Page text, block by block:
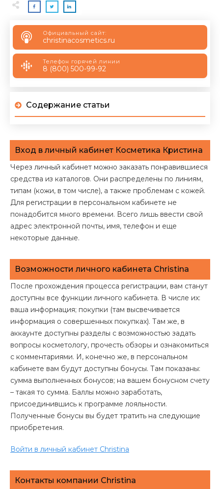
Официальный сайт:
christinacosmetics.ru
Телефон горячей линии
8 (800) 500-99-92
Содержание статьи
Вход в личный кабинет Косметика Кристина
Через личный кабинет можно заказать понравившиеся
средства из каталогов. Они распределены по линиям,
типам (кожи, в том числе), а также проблемам с кожей.
Для регистрации в персональном кабинете не
понадобится много времени. Всего лишь ввести свой
адрес электронной почты, имя, телефон и еще
некоторые данные.
Возможности личного кабинета Christina
После прохождения процесса регистрации, вам станут
доступны все функции личного кабинета. В числе их:
ваша информация; покупки (там высвечивается
информация о совершенных покупках). Там же, в
аккаунте доступны разделы с возможностью задать
вопросы косметологу, прочесть обзоры и ознакомиться
с комментариями. И, конечно же, в персональном
кабинете вам будут доступны бонусы. Там показаны:
сумма выполненных бонусов; на вашем бонусном счету
– такая то сумма. Баллы можно заработать,
присоединившись к программе лояльности.
Полученные бонусы вы будет тратить на следующие
приобретения.
Войти в личный кабинет Christina
Контакты компании Christina